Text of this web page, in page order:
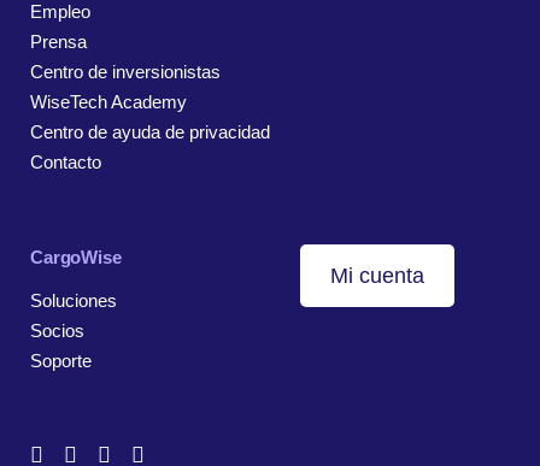
Empleo
Prensa
Centro de inversionistas
WiseTech Academy
Centro de ayuda de privacidad
Contacto
CargoWise
Soluciones
Socios
Soporte
Mi cuenta